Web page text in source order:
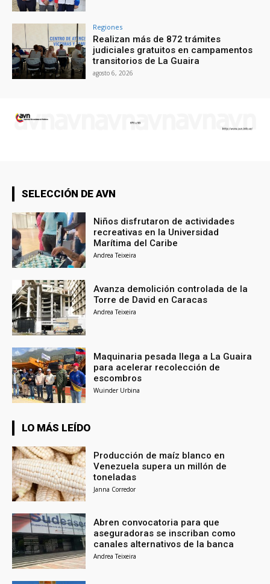
Regiones
Realizan más de 872 trámites
judiciales gratuitos en campamentos
transitorios de La Guaira
agosto 6, 2026
SELECCIÓN DE AVN
Niños disfrutaron de actividades
recreativas en la Universidad
Marítima del Caribe
Andrea Teixeira
Avanza demolición controlada de la
Torre de David en Caracas
Andrea Teixeira
Maquinaria pesada llega a La Guaira
para acelerar recolección de
escombros
Wuinder Urbina
LO MÁS LEÍDO
Producción de maíz blanco en
Venezuela supera un millón de
toneladas
Janna Corredor
Abren convocatoria para que
aseguradoras se inscriban como
canales alternativos de la banca
Andrea Teixeira